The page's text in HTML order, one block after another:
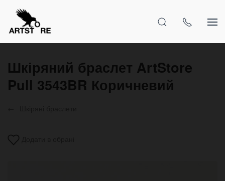
Шкіряний браслет ArtStore
Pull 3543BR Коричневий